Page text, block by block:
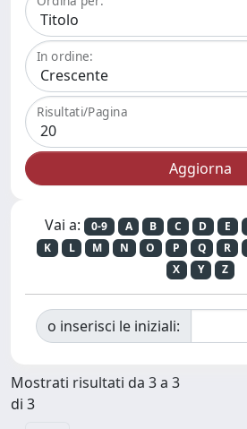
In ordine:
Risultati/Pagina
Vai a: 0-9 A B C D E
K
L M N O P Q R
X
Y Z
o inserisci le iniziali:
Mostrati risultati da 3 a 3
di 3